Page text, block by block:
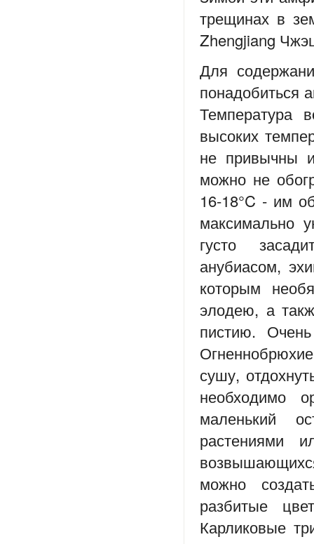
трещинах в
Zhengjiang
Для
понадобиться
Температура
высоких
не привычны
можно не
16-18°C - им
максимально
густо
анубиасом,
которым
элодею, а
пистию.
сушу,
необходимо
маленький
растениями
можно
разбитые
Карликовые